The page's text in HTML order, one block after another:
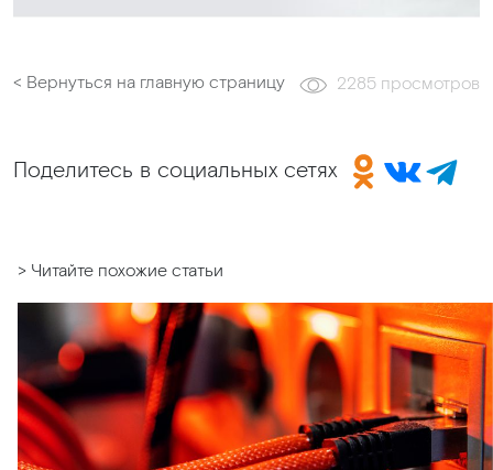
< Вернуться на главную страницу 2285 просмотров
Поделитесь в социальных сетях
> Читайте похожие статьи